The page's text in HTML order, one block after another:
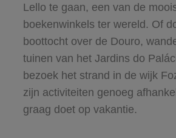
Lello te gaan, een van de
boekenwinkels ter wereld. Of
boottocht over de Douro,
tuinen van het Jardins do
bezoek het strand in de wijk
zijn activiteiten genoeg
graag doet op vakantie.